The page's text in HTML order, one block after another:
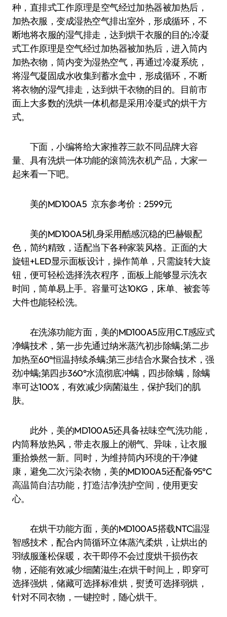
种，直排式工作原理是空气经过加热器被加热后，
加热衣服，变成湿热空气排出室外，形成循环，不
断地将衣服的湿气排走，达到烘干衣服的目的;冷凝
式工作原理是空气经过加热器被加热后，进入筒内
加热衣物，筒内变为湿热空气，再通过冷凝系统，
将湿气凝固成水收集到蓄水盒中，形成循环，不断
将衣物的湿气排走，达到烘干衣物的目的。目前市
面上大多数的洗烘一体机都是采用冷凝式的烘干方
式。
下面，小编将给大家推荐三款不同品牌大容
量、具有洗烘一体功能的滚筒洗衣机产品，大家一
起来看一下吧。
美的MD100A5 京东参考价：2599元
美的MD100A5机身采用酷感沉稳的巴赫银配
色，简约精致，适配当下各种家装风格。正面的大
旋钮+LED显示面板设计，操作简单，只需旋转大旋
钮，便可轻松选择洗衣程序，面板上能够显示洗衣
时间，简单易上手。容量可达10KG，床单、被套等
大件也能轻松洗。
在洗涤功能方面，美的MD100A5应用C.T感应式
净螨技术，第一步先通过纳米蒸汽初步除螨;第二步
加热至60°恒温持续杀螨;第三步结合水聚合技术，强
劲冲螨;第四步360°水流彻底冲螨，四步除螨，除螨
率可达100%，有效减少病菌滋生，保护我们的肌
肤。
此外，美的MD100A5还具备祛味空气洗功能，
内筒释放热风，带走衣服上的潮气、异味，让衣服
重拾焕然一新。同时，为维持筒内环境的干净健
康，避免二次污染衣物，美的MD100A5还配备95°C
高温筒自洁功能，打造洁净洗护空间，使用更安
心。
在烘干功能方面，美的MD100A5搭载NTC温湿
智感技术，配合内筒循环立体蒸汽柔烘，让烘出的
羽绒服蓬松保暖，衣干即停不会过度烘干损伤衣
物，还能有效减少细菌滋生;在烘干时间上，即穿可
选择强烘，储藏可选择标准烘，熨烫可选择弱烘，
针对不同衣物，一键控时，随心烘干。